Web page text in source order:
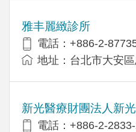
雅丰麗緻診所
電話：+886-2-
地址：台北市大安
新光醫療財團法人新
電話：+886-2-